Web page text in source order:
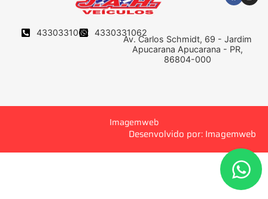
4330331062 4330331062
Av. Carlos Schmidt, 69 - Jardim
Apucarana Apucarana - PR,
86804-000
Imagemweb
Desenvolvido por: Imagemweb